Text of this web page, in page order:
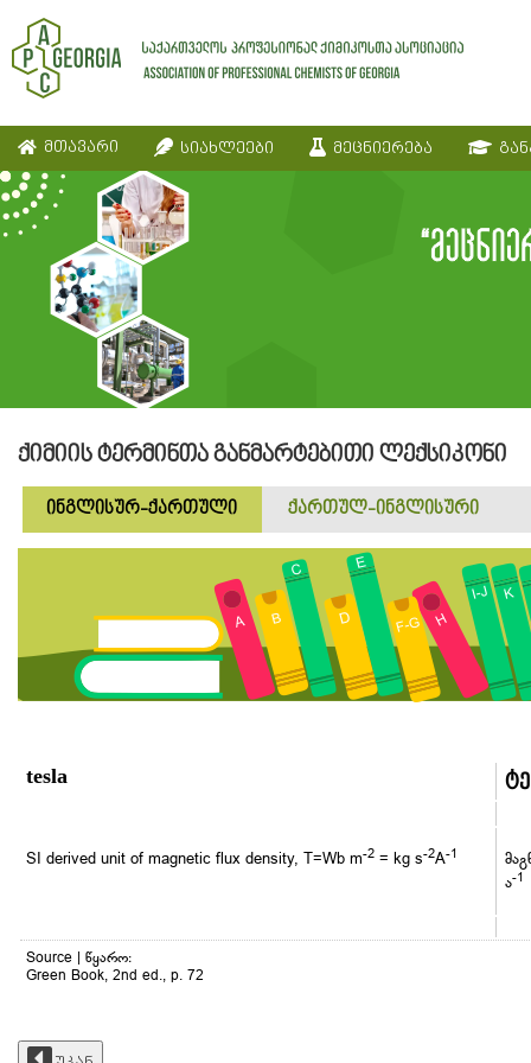
მთავარი სიახლეები მეცნიერება
ქიმიის ტერმინთა განმარტებითი ლექსიკონი
ინგლისურ-ქართული ქართულ-ინგლისური
tesla
SI derived unit of magnetic flux density, T=Wb m-2 = kg s-2A-1
ა-1
Source | წყარო:
Green Book, 2nd ed., p. 72